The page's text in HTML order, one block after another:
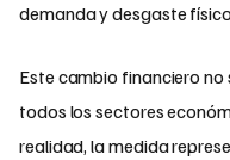
demanda y desgaste
Este cambio financiero
todos los sectores
realidad, la medida